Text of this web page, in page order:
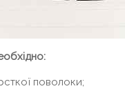
поволоки;